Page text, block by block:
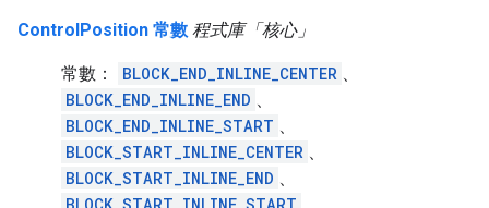
ControlPosition 常數 程式庫「核心」
常數： BLOCK_END_INLINE_CENTER 、
BLOCK_END_INLINE_END 、
BLOCK_END_INLINE_START 、
BLOCK_START_INLINE_CENTER 、
BLOCK_START_INLINE_END 、